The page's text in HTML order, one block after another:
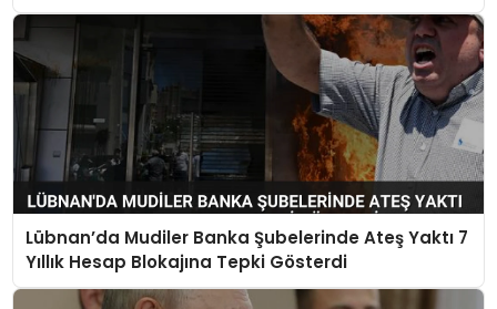
Lübnan’da Mudiler Banka Şubelerinde Ateş Yaktı 7
Yıllık Hesap Blokajına Tepki Gösterdi